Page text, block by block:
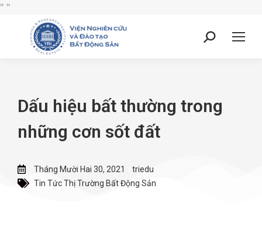
" "
Dấu hiệu bất thường trong
những cơn sốt đất
Tháng Mười Hai 30, 2021
triedu
Tin Tức Thị Trường Bất Động Sản